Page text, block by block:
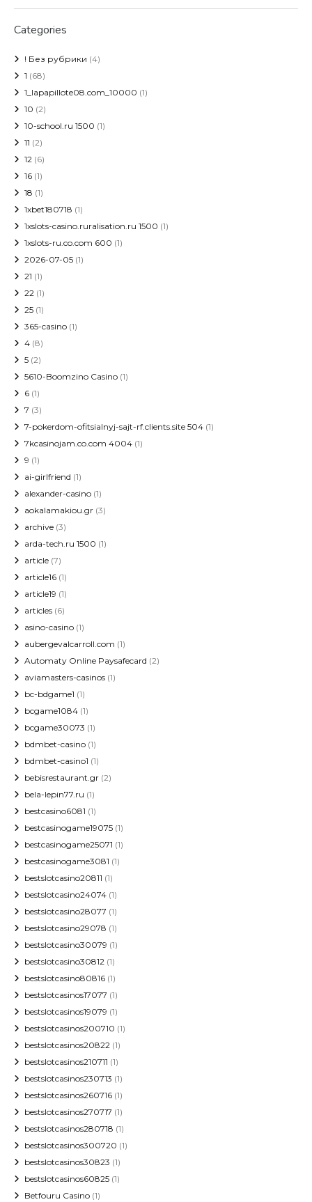
Categories
! Без рубрики (4)
1 (68)
1_lapapillote08.com_10000 (1)
10 (2)
10-school.ru 1500 (1)
11 (2)
12 (6)
16 (1)
18 (1)
1xbet180718 (1)
1xslots-casino.ruralisation.ru 1500 (1)
1xslots-ru.co.com 600 (1)
2026-07-05 (1)
21 (1)
22 (1)
25 (1)
365-casino (1)
4 (8)
5 (2)
5610-Boomzino Casino (1)
6 (1)
7 (3)
7-pokerdom-ofitsialnyj-sajt-rf.clients.site 504 (1)
7kcasinojam.co.com 4004 (1)
9 (1)
ai-girlfriend (1)
alexander-casino (1)
aokalamakiou.gr (3)
archive (3)
arda-tech.ru 1500 (1)
article (7)
article16 (1)
article19 (1)
articles (6)
asino-casino (1)
aubergevalcarroll.com (1)
Automaty Online Paysafecard (2)
aviamasters-casinos (1)
bc-bdgame1 (1)
bcgame1084 (1)
bcgame30073 (1)
bdmbet-casino (1)
bdmbet-casino1 (1)
bebisrestaurant.gr (2)
bela-lepin77.ru (1)
bestcasino6081 (1)
bestcasinogame19075 (1)
bestcasinogame25071 (1)
bestcasinogame3081 (1)
bestslotcasino20811 (1)
bestslotcasino24074 (1)
bestslotcasino28077 (1)
bestslotcasino29078 (1)
bestslotcasino30079 (1)
bestslotcasino30812 (1)
bestslotcasino80816 (1)
bestslotcasinos17077 (1)
bestslotcasinos19079 (1)
bestslotcasinos200710 (1)
bestslotcasinos20822 (1)
bestslotcasinos210711 (1)
bestslotcasinos230713 (1)
bestslotcasinos260716 (1)
bestslotcasinos270717 (1)
bestslotcasinos280718 (1)
bestslotcasinos300720 (1)
bestslotcasinos30823 (1)
bestslotcasinos60825 (1)
Betfouru Casino (1)